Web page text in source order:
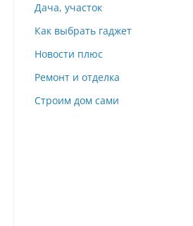
Дача, участок
Как выбрать гаджет
Новости плюс
Ремонт и отделка
Строим дом сами